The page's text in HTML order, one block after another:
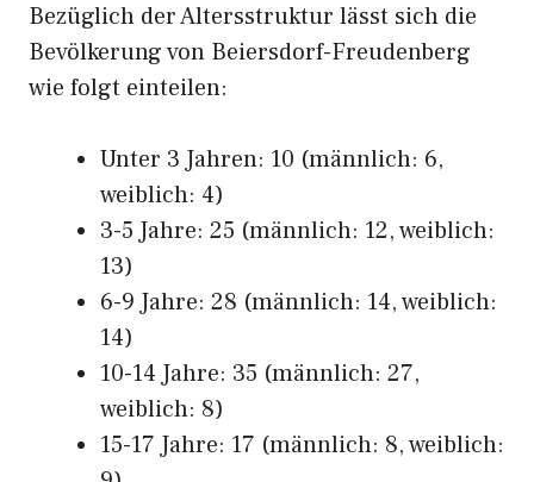
Bezüglich der Altersstruktur lässt sich die
Bevölkerung von Beiersdorf-Freudenberg
wie folgt einteilen:
Unter 3 Jahren: 10 (männlich: 6,
weiblich: 4)
3-5 Jahre: 25 (männlich: 12, weiblich:
13)
6-9 Jahre: 28 (männlich: 14, weiblich:
14)
10-14 Jahre: 35 (männlich: 27,
weiblich: 8)
15-17 Jahre: 17 (männlich: 8, weiblich: